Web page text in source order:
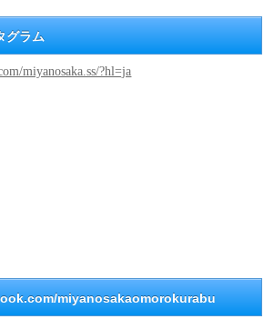
グラム
miyanosaka.ss/?hl=ja
miyanosakaomorokurabu